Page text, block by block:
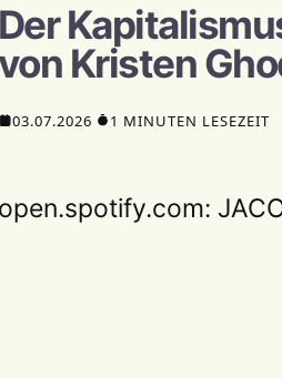
Der
Kristen
03.07.2026 1 MINUTEN LESEZEIT
open.spotify.com: